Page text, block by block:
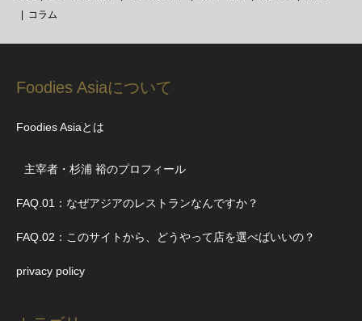
コラム
Foodies Asiaについて
Foodies Asiaとは
主宰者・杉浦 裕のプロフィール
FAQ.01：なぜアジアのレストランなんですか？
FAQ.02：このサイトから、どうやって店を選べばいいの？
privacy policy